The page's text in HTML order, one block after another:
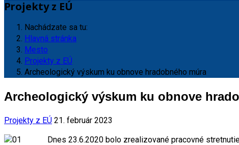
Projekty z EÚ
Nachádzate sa tu:
Hlavná stránka
Mesto
Projekty z EÚ
Archeologický výskum ku obnove hradobného múra
Archeologický výskum ku obnove
Projekty z EÚ 21. február 2023
Dnes 23.6.2020 bolo zrealizované pracovné